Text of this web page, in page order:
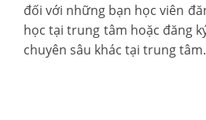
đối với những bạn học viên
học tại trung tâm hoặc đăng
chuyên sâu khác tại trung tâm.